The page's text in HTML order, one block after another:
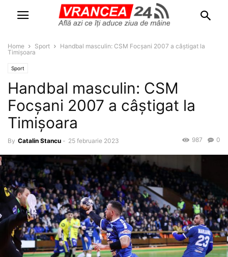
Home Sport
Handbal masculin: CSM Focșani 2007 a câștigat la
Timișoara
Sport
Handbal masculin: CSM
Focșani 2007 a câștigat la
Timișoara
By Catalin Stancu - 25 februarie 2023 0
987